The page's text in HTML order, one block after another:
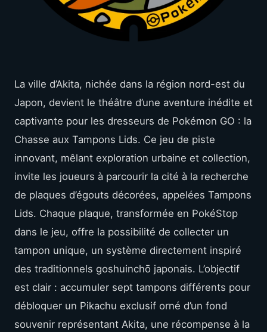
La ville d’Akita, nichée dans la région nord-est du
Japon, devient le théâtre d’une aventure inédite et
captivante pour les dresseurs de Pokémon GO : la
Chasse aux Tampons Lids. Ce jeu de piste
innovant, mêlant exploration urbaine et collection,
invite les joueurs à parcourir la cité à la recherche
de plaques d’égouts décorées, appelées Tampons
Lids. Chaque plaque, transformée en PokéStop
dans le jeu, offre la possibilité de collecter un
tampon unique, un système directement inspiré
des traditionnels goshuinchō japonais. L’objectif
est clair : accumuler sept tampons différents pour
débloquer un Pikachu exclusif orné d’un fond
souvenir représentant Akita, une récompense à la